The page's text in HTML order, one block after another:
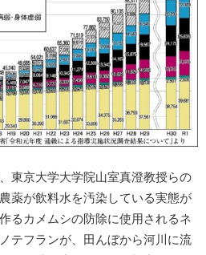
東京大学大学院山室真澄教授らの
薬が飲料水を汚染している実態が
るカメムシの防除に使用されるネ
テフランが、田んぼから河川に流